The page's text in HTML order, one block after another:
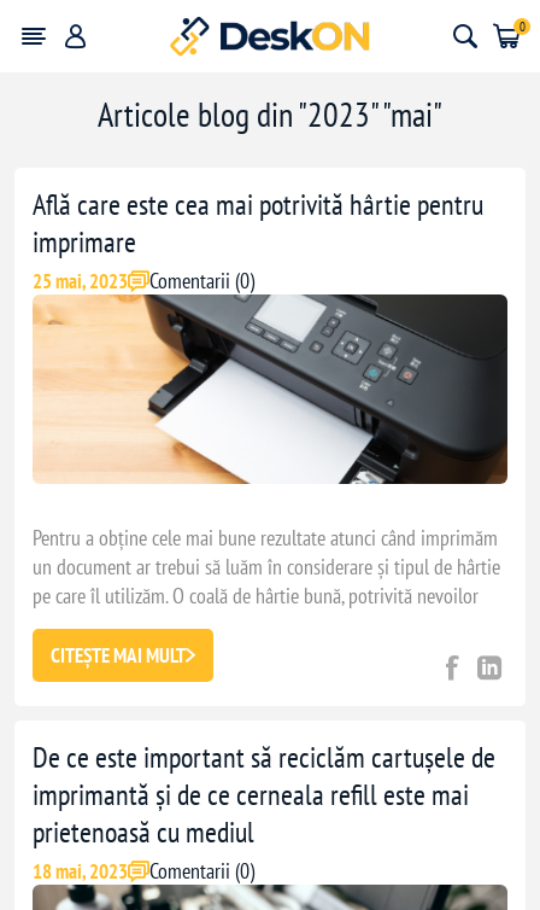
0
Articole blog din "2023" "mai"
Află care este cea mai potrivită hârtie pentru
imprimare
25 mai, 2023 Comentarii (0)
Pentru a obține cele mai bune rezultate atunci când imprimăm
un document ar trebui să luăm în considerare și tipul de hârtie
pe care îl utilizăm. O coală de hârtie bună, potrivită nevoilor
tale de imprimare te va ajuta să obții cele mai bune rezultate
posibile, așa că hai să vedem ce trebuie să ai în vedere atunci
când alegem tipul de hârtie pentru imprimantă.
CITEȘTE MAI MULT
De ce este important să reciclăm cartușele de
imprimantă și de ce cerneala refill este mai
prietenoasă cu mediul
18 mai, 2023 Comentarii (0)